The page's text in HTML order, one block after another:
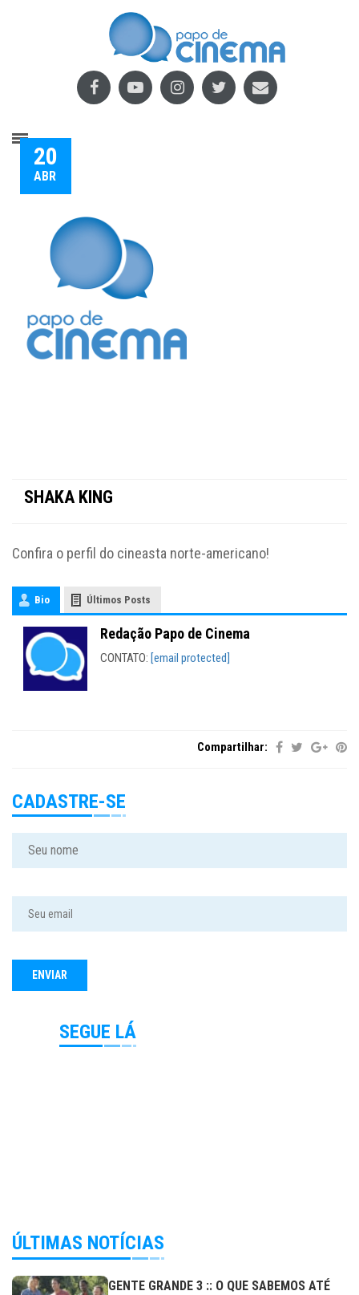
20
ABR
SHAKA KING
Confira o perfil do cineasta norte-americano!
Bio Últimos Posts
Redação Papo de Cinema
CONTATO: [email protected]
Compartilhar:
CADASTRE-SE
SEGUE LÁ
ÚLTIMAS NOTÍCIAS
GENTE GRANDE 3 :: O QUE SABEMOS ATÉ